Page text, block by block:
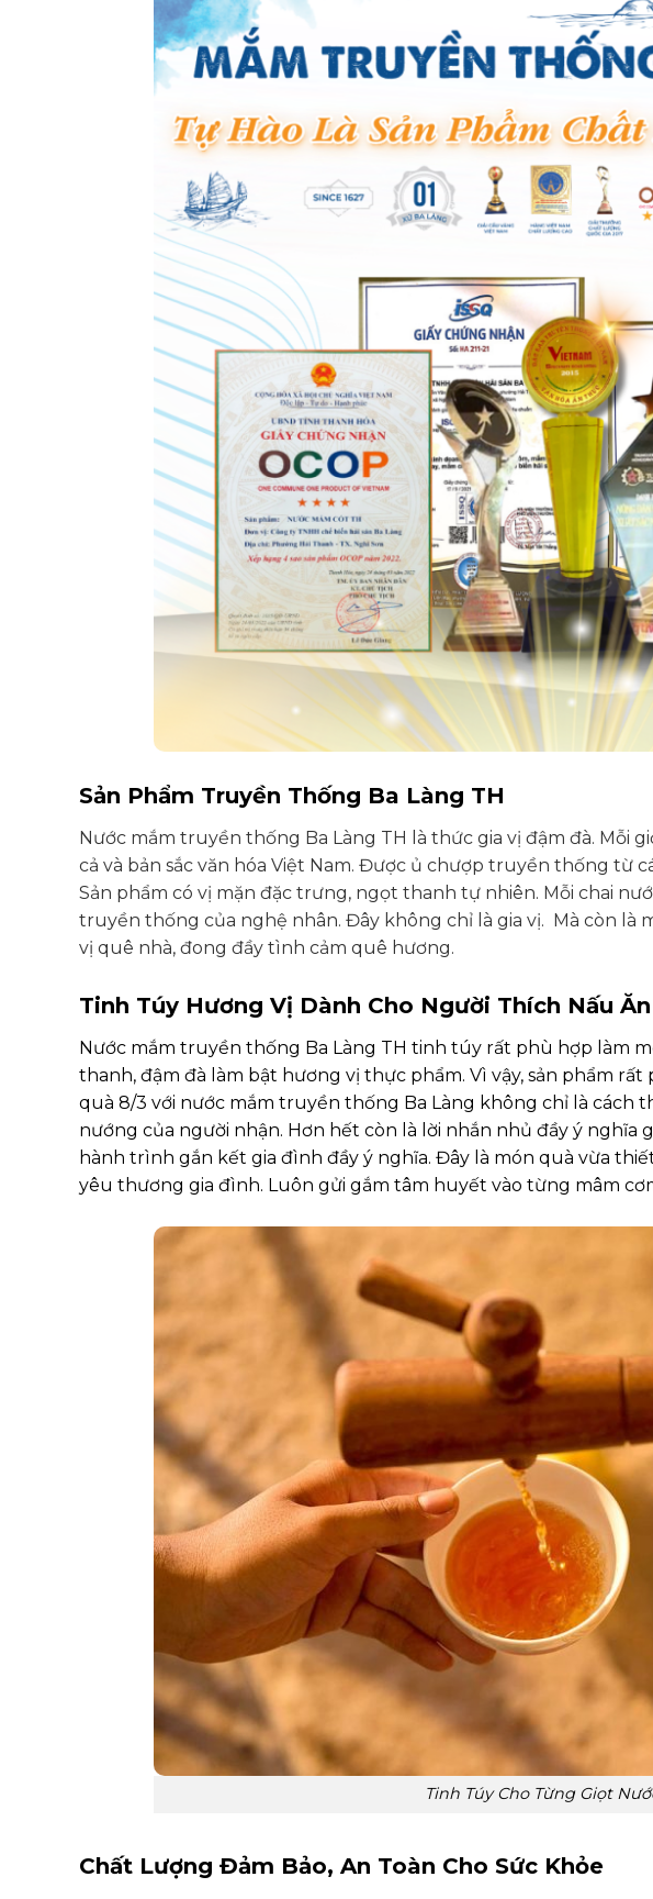
Sản Phẩm Truyền Thống Ba Làng TH
Nước mắm truyền thống Ba Làng TH là thức gia vị đậm đà. Mỗi
cả và bản sắc văn hóa Việt Nam. Được ủ chượp truyền thống từ
Sản phẩm có vị mặn đặc trưng, ngọt thanh tự nhiên. Mỗi chai
truyền thống của nghệ nhân. Đây không chỉ là gia vị. Mà còn là
vị quê nhà, đong đầy tình cảm quê hương.
Tinh Túy Hương Vị Dành Cho Người Thích Nấu Ăn
Nước mắm truyền thống Ba Làng TH tinh túy rất phù hợp làm
thanh, đậm đà làm bật hương vị thực phẩm. Vì vậy, sản phẩm
quà 8/3 với nước mắm truyền thống Ba Làng không chỉ là cách
nướng của người nhận. Hơn hết còn là lời nhắn nhủ đầy ý nghĩa
hành trình gắn kết gia đình đầy ý nghĩa. Đây là món quà vừa
yêu thương gia đình. Luôn gửi gắm tâm huyết vào từng mâm
Tinh Túy Cho Từng Giọt
Chất Lượng Đảm Bảo, An Toàn Cho Sức Khỏe